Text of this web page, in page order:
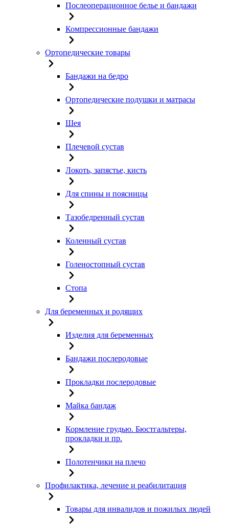
Послеоперационное белье и бандажи
Компрессионные бандажи
Ортопедические товары
Бандажи на бедро
Ортопедические подушки и матрасы
Шея
Плечевой сустав
Локоть, запястье, кисть
Для спины и поясницы
Тазобедренный сустав
Коленный сустав
Голеностопный сустав
Стопа
Для беременных и родящих
Изделия для беременных
Бандажи послеродовые
Прокладки послеродовые
Майка бандаж
Кормление грудью. Бюстгальтеры,
прокладки и пр.
Полотенчики на плечо
Профилактика, лечение и реабилитация
Товары для инвалидов и пожилых людей